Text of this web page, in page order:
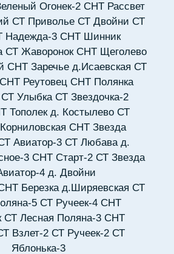
Огонек-2 СНТ Рассвет
СТ Приволье СТ Двойни СТ
Надежда-3 СНТ Шинник
СТ Жаворонок СНТ Щеголево
СНТ Заречье д.Исаевская СТ
СНТ Реутовец СНТ Полянка
СТ Улыбка СТ Звездочка-2
Тополек д. Костылево СТ
СНТ Звезда
Авиатор-3 СТ Любава д.
3 СНТ Старт-2 СТ Звезда
4 д. Двойни
Березка д.Ширяевская СТ
5 СТ Ручеек-4 СНТ
СТ Лесная Поляна-3 СНТ
Взлет-2 СТ Ручеек-2 СТ
Яблонька-3